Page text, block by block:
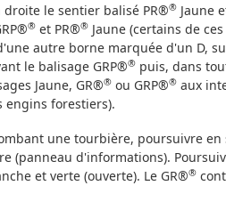
le sentier balisé PR®®Jaune
®et PR®®Jaune (certains de
autre borne marquée d'un D,
le balisage GRP®®puis, dans
Jaune, GR®®ou GRP®®aux
engins forestiers).
une tourbière, poursuivre en
(panneau d'informations).
et verte (ouverte). Le GR®®